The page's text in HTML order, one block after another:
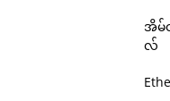
အိမ်
လ်